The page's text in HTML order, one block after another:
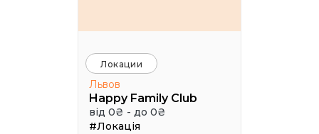
Локации
Львов
Happy Family Club
від 0₴ - до 0₴
#Локація